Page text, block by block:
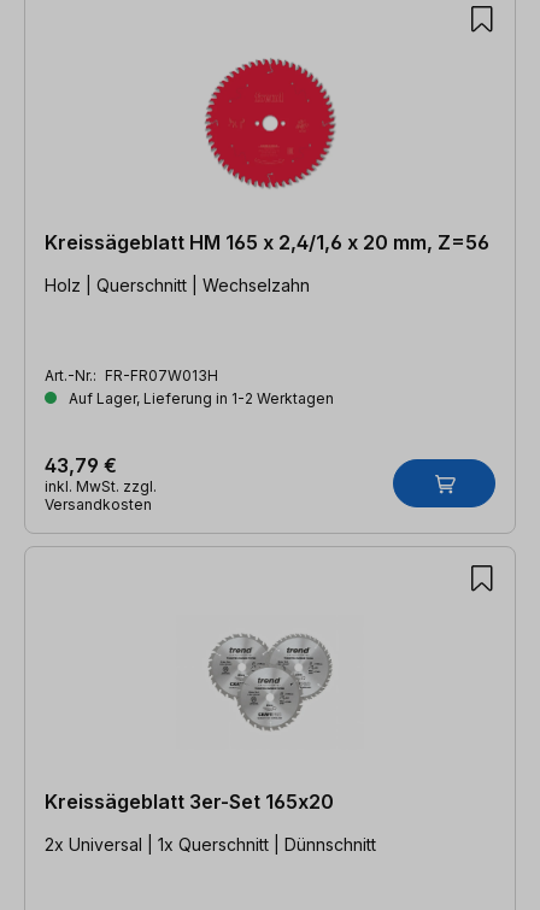
Kreissägeblatt HM 165 x 2,4/1,6 x 20 mm, Z=56
Holz | Querschnitt | Wechselzahn
Art.-Nr.: FR-FR07W013H
Auf Lager, Lieferung in 1-2 Werktagen
43,79 €
inkl. MwSt. zzgl.
Versandkosten
Kreissägeblatt 3er-Set 165x20
2x Universal | 1x Querschnitt | Dünnschnitt